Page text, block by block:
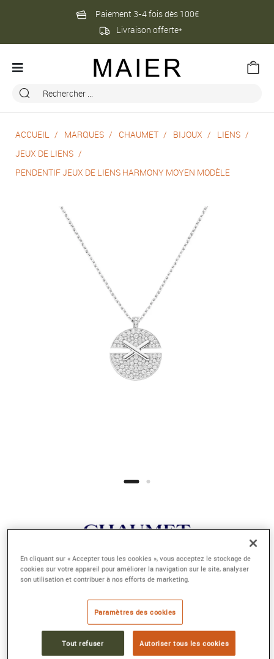
Paiement 3-4 fois dès 100€
Livraison offerte*
ACCUEIL MARQUES CHAUMET BIJOUX
LIENS
JEUX DE LIENS
PENDENTIF JEUX DE LIENS HARMONY MOYEN MODÈLE
MOYEN MODÈLE
Or blanc, diamants
Référence :085436
Collection :
JEUX DE LIENS
En cliquant sur « Accepter tous les cookies », vous acceptez le stockage de
cookies sur votre appareil pour améliorer la navigation sur le site, analyser
son utilisation et contribuer à nos efforts de marketing.
Paramètres des cookies
Tout refuser Autoriser tous les cookies